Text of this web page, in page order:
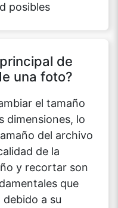
posibles
de
una foto?
el tamaño
dimensiones, lo
del archivo
de la
y recortar son
que
a su